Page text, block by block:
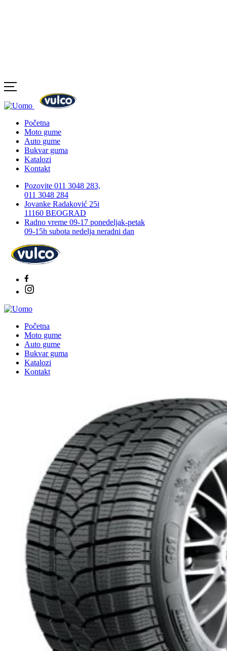
Početna
Moto gume
Auto gume
Bukvar guma
Katalozi
Kontakt
Pozovite 011 3048 283,
011 3048 284
Jovanke Radaković 25i
11160 BEOGRAD
Radno vreme 09-17 ponedeljak-petak
09-15h subota nedelja neradni dan
Početna
Moto gume
Auto gume
Bukvar guma
Katalozi
Kontakt